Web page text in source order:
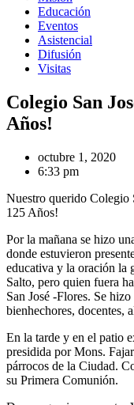
Educación
Eventos
Asistencial
Difusión
Visitas
Colegio San
Años!
octubre 1, 2020
6:33 pm
Nuestro querido Colegio
125 Años!
Por la mañana se hizo
donde estuvieron
educativa y la oración la
Salto, pero quien fuera
San José -Flores. Se
bienhechores, docentes,
En la tarde y en el patio
presidida por Mons.
párrocos de la Ciudad.
su Primera Comunión.